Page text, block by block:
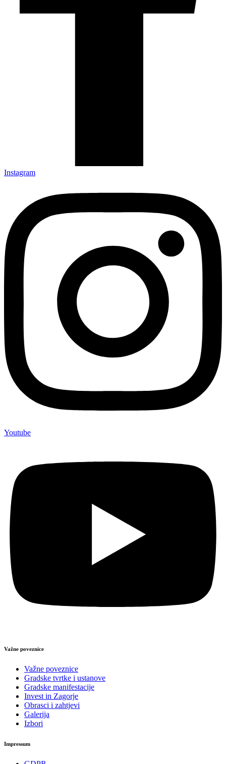
Instagram
Youtube
Važne poveznice
Važne poveznice
Gradske tvrtke i ustanove
Gradske manifestacije
Invest in Zagorje
Obrasci i zahtjevi
Galerija
Izbori
Impressum